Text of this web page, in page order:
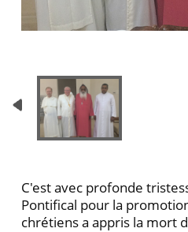
C'est avec profonde
Pontifical pour la
chrétiens a appris la mort